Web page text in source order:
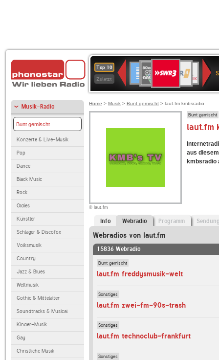
Top 10
Zuletzt
Deutschlandfunk
80er
90er
OLDIE
ANTENNE
4
KLASSIK
SWR
Kultur
NDR
2
Musik-Radio
Bunt gemischt
Konzerte & Live-Musik
Pop
Dance
Black Music
Rock
Oldies
Künstler
Schlager & Discofox
Volksmusik
Country
Jazz & Blues
Weltmusik
Gothic & Mittelalter
Soundtracks & Musical
Kinder-Musik
Gay
Christliche Musik
Home > Musik > Bunt gemischt > laut.fm kmbsradio
© laut.fm
Bunt gemischt
laut.fm
aus
kmbsradio
Info Webradio Programm
Webradios von laut.fm
15836 Webradio
Bunt gemischt
laut.fm freddysmusik-welt
Sonstiges
laut.fm zwei-fm-90s-trash
Sonstiges
laut.fm technoclub-frankfurt
Sonstiges